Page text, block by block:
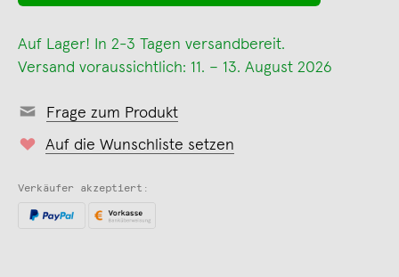
Auf Lager! In 2-3 Tagen versandbereit.
Versand voraussichtlich: 11. – 13. August 2026
Frage zum Produkt
Auf die Wunschliste setzen
Verkäufer akzeptiert: